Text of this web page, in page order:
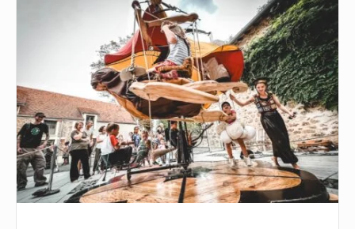
arts
de
la
rue
s’invite
dans